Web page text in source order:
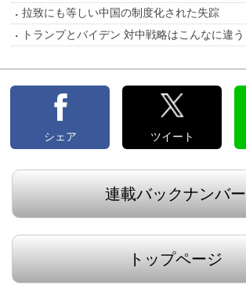
拉致にも等しい中国の制度化された失踪
トランプとバイデン 対中戦略はこんなに違う
シェア ツイート
連載バックナンバー
トップページ